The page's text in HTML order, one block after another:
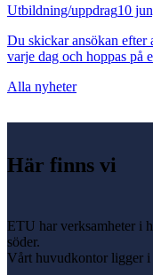
Utbildning/uppdrag10
Du skickar ansökan efter
varje dag och hoppas på
Alla nyheter
Här finns vi
ETU har verksamheter i
söder.
Vårt huvudkontor ligger i